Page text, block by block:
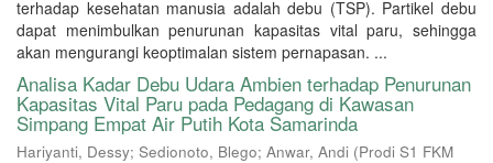
terhadap kesehatan manusia adalah debu (TSP). Partikel debu
dapat menimbulkan penurunan kapasitas vital paru, sehingga
akan mengurangi keoptimalan sistem pernapasan. ...
Analisa Kadar Debu Udara Ambien terhadap Penurunan
Kapasitas Vital Paru pada Pedagang di Kawasan
Simpang Empat Air Putih Kota Samarinda
Hariyanti, Dessy; Sedionoto, Blego; Anwar, Andi (Prodi S1 FKM